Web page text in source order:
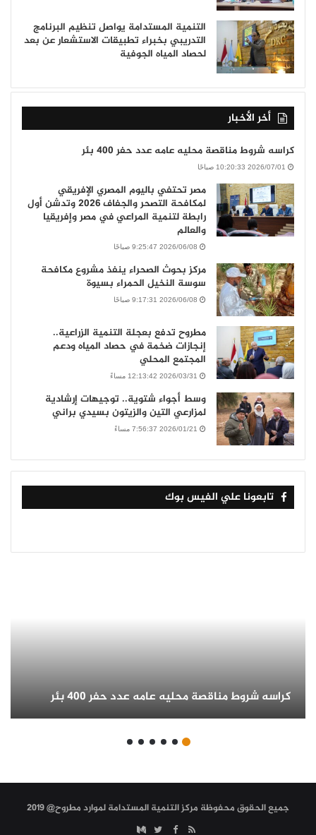
التنمية المستدامة يواصل تنظيم البرنامج
التدريبي بخبراء تطبيقات الاستشعار عن بعد
لحصاد المياه الجوفية
أخر الأخبار
كراسه شروط مناقصة محليه عامه عدد حفر 400 بئر
2026/07/01 10:20:33 صباحًا
مصر تحتفي باليوم المصري الإفريقي
لمكافحة التصحر والجفاف 2026 وتدشن أول
رابطة لتنمية المراعي في مصر وإفريقيا
والعالم
2026/06/08 9:25:47 صباحًا
مركز بحوث الصحراء ينفذ مشروع مكافحة
سوسة النخيل الحمراء بسيوة
2026/06/08 9:17:31 صباحًا
مطروح تدفع بعجلة التنمية الزراعية..
إنجازات ضخمة في حصاد المياه ودعم
المجتمع المحلي
2026/03/31 12:13:42 مساءً
وسط أجواء شتوية.. توجيهات إرشادية
لمزارعي التين والزيتون بسيدي براني
2026/01/21 7:56:37 مساءً
تابعونا علي الفيس بوك
كراسه شروط مناقصة محليه عامه عدد حفر 400 بئر
جميع الحقوق محفوظة مركز التنمية المستدامة لموارد مطروح@ 2019